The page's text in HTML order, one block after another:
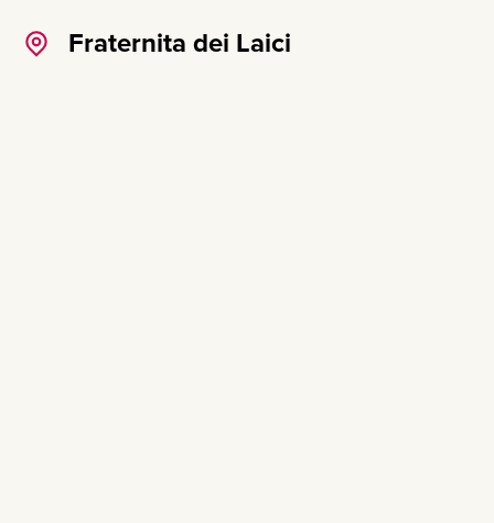
Fraternita dei Laici